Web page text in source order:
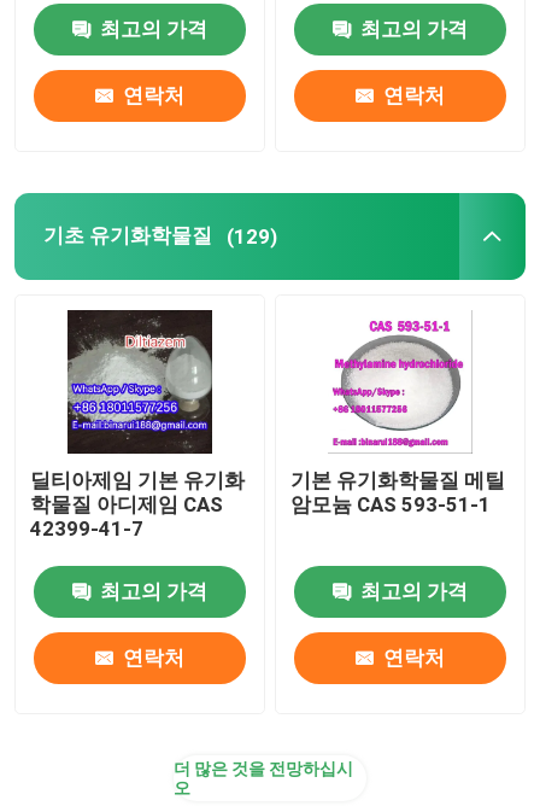
화학 식품 첨가물
가축 사료 첨가제
유리 실험실 병
실험용 컵
실험실 유관
조미제들
최고의 가격
연락처
최고의 가격
연락처
기초 유기화학물질 (129)
딜티아제임 기본 유기화
학물질 아디제임 CAS
42399-41-7
최고의 가격
연락처
기본 유기화학물질 메틸
암모늄 CAS 593-51-1
최고의 가격
연락처
더 많은 것을 전망하십시
오